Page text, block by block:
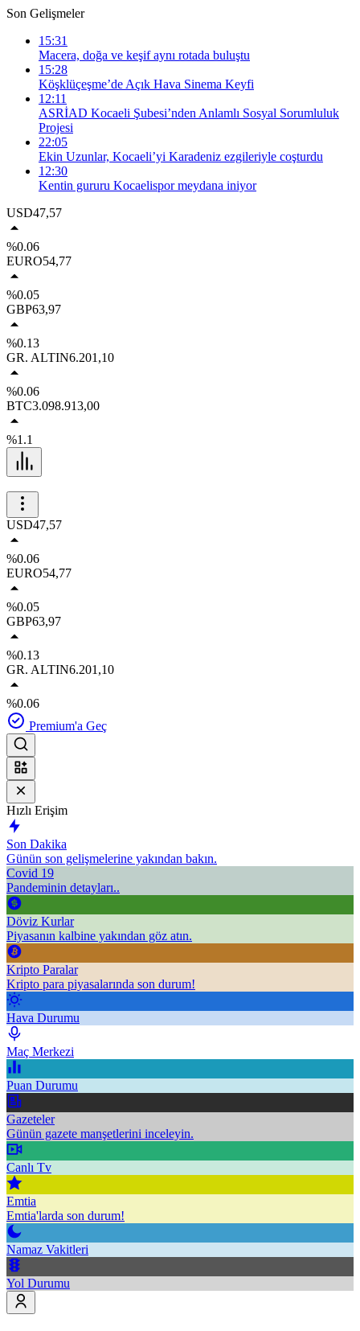
Son Gelişmeler
15:31
Macera, doğa ve keşif aynı rotada buluştu
15:28
Köşklüçeşme’de Açık Hava Sinema Keyfi
12:11
ASRİAD Kocaeli Şubesi’nden Anlamlı Sosyal Sorumluluk
Projesi
22:05
Ekin Uzunlar, Kocaeli’yi Karadeniz ezgileriyle coşturdu
12:30
Kentin gururu Kocaelispor meydana iniyor
USD47,57
%0.06
EURO54,77
%0.05
GBP63,97
%0.13
GR. ALTIN6.201,10
%0.06
BTC3.098.913,00
%1.1
USD47,57
%0.06
EURO54,77
%0.05
GBP63,97
%0.13
GR. ALTIN6.201,10
%0.06
Premium'a Geç
Hızlı Erişim
Son Dakika
Günün son gelişmelerine yakından bakın.
Covid 19
Pandeminin detayları..
Döviz Kurlar
Piyasanın kalbine yakından göz atın.
Kripto Paralar
Kripto para piyasalarında son durum!
Hava Durumu
Maç Merkezi
Puan Durumu
Gazeteler
Günün gazete manşetlerini inceleyin.
Canlı Tv
Emtia
Emtia'larda son durum!
Namaz Vakitleri
Yol Durumu